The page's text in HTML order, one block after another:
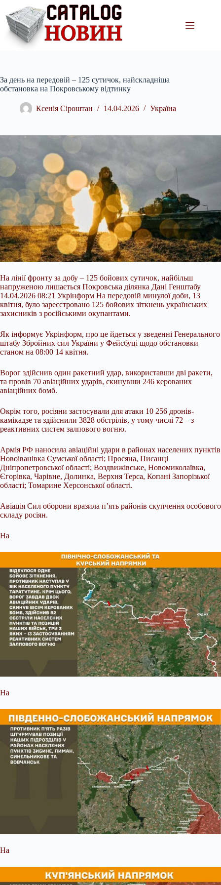
вмісту
За день на передовій – 125 сутичок, найскладніша
обстановка на Покровському відтинку
Ксенія Сіроштан 14.04.2026 Україна
На лінії фронту за добу – 125 бойових сутичок, найбільш
напруженою лишається Покровська ділянка Дані Генштабу
14.04.2026 08:21 Укрінформ На передовій минулої доби, 13
квітня, було зареєстровано 125 бойових зіткнень українських
захисників з російськими окупантами.
Як інформує Укрінформ, про це йдеться у зведенні Генерального
штабу Збройних сил України у Фейсбуці щодо обстановки
станом на 08:00 14 квітня.
Ворог здійснив один ракетний удар, використавши дві ракети,
та провів 70 авіаційних ударів, скинувши 246 керованих
авіаційних бомб.
Окрім того, росіяни застосували для атаки 10 256 дронів-
камікадзе та здійснили 3828 обстрілів, у тому числі 72 – з
реактивних систем залпового вогню.
Армія РФ наносила авіаційні удари в районах населених пунктів
Новоіванівка Сумської області; Просяна, Писанці
Дніпропетровської області; Воздвижівське, Новомиколаївка,
Єгорівка, Чарівне, Долинка, Верхня Терса, Копані Запорізької
області; Томарине Херсонської області.
Авіація Сил оборони вразила п’ять районів скупчення особового
складу росіян.
На
На
На